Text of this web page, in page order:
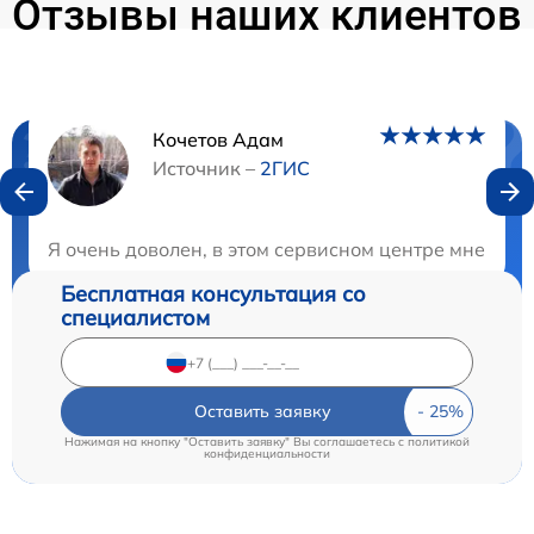
Отзывы наших клиентов
Кочетов Адам
Источник – 2ГИС
Я очень доволен, в этом сервисном центре мне
Нужна консультация?
Бесплатная консультация со
специалистом
Оставить заявку
Нажимая на кнопку "Оставить заявку" Вы соглашаетесь cполитикой
конфиденциальности